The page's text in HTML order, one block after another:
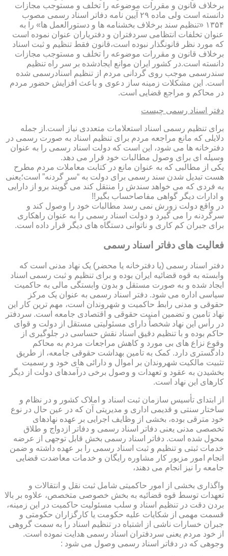
برخلاف قانون و مقررات موضوعه را تخلف و مستوجب مجازات
دانسته است ولی ماده ۲۹ آیین نامه دفاتر اسناد رسمی مصوب
۱۳۵۴ «تنظیم سند برخلاف بخشنامه ها و دستورالعمل ها» را به
عنوان تخلفات انتظامی سردفتران و دفتریاران عنوان نموده است
که مورد نظر قانونگذار نبوده است،قانون فقط تنظیم و ثبت اسناد
برخلاف قانون و مقررات موضوعه را تخلف و مستوجب مجازات
دانسته است.در کشور ایران موانع ایجادشده بر سر راه تنظیم
سندرسمی موجب روی گردانی مردم از تنظیم اسنادرسمی شده
است. این مشکلات زمینه ساز دعوی و باعث افزایش حضور مردم
در محاکم و مراجع قضایی است.
دفتر اسناد رسمی چیست
برای تنظیم رسمی اسناد استعلامات متعددی نیاز است.از جمله
دلایلی که مانع مراجعه مردم برای تنظیم اسناد به صورت رسمی در
دفترخانه ها می شود، این است که دولت اسناد رسمی را به عنوان
وسیله ای برای وصول مطالبات خود قرار می دهد.
یکی از مطالبی که به عنوان مانع در کتابت معاملات مردم مطرح
هست تبدیل شدن سند رسمی برای دولت به “سر گردنه” است؛یعنی
به فردی که می خواهد سندش را منتقل کند می گویند برو از دارایی
و ادارات دیگر گواهی مفاصاحساب بگیر!!
در واقع دولت زورش نمی رسد مطالبات خود را وصول کند و
سرگردنه را می گیرد و دولت اسناد رسمی را به عنوان راهکاری
برای جبران کم کاری و ناتوانی دستگاه های دیگر قرار داده است.
فعالیت های دفاتر اسناد رسمی
دفتر اسناد رسمی (یا دفترخانه یا محضر) یک نهاد مدنی است که
وابسته به قوه قضائیه ایران بوده و برای تنظیم و ثبت رسمی اسناد
ایجاد شده و به صورت مستقل و بدون وابستگی مالی به حاکمیت
سیاسی اداره می شود. دفتر اسناد رسمی به عنوان یک مرکز
حقوقی و مدنی رابط حاکمیت و شهروندان است، مهم ترین کار این
نهاد تامین و تضمین امنیت حقوقی و اقتصادی جامعه است. سردفتر
در رأس این نهاد شخصاً دارای مسئولیتی مستقل از دولت و قوای
حاکم بوده و با تنظیم دقیق اسناد نقش حساسی در جلوگیری از
وقوع نزاع های بی مورد و کاهش مراجعات مردم به محاکم
دادگستری دارد. کمک به تامین بهداشت حقوقی جامعه، از طریق
تثبیت مالکیت شهروندان بر اموال و دارائی های خود و رسمیت
بخشیدن به عقود و تعهدات و وصول برخی درآمدهای دولت از دیگر
کارهای این نهاد است.
از ابتدای تأسیس سازمان ثبت اسناد و املاک کشور و در نظام و
ساختار سنتی و قدیمی اداری و مدیریتی آن که در عین حال در نوع
خود مترقی بوده، بخشی از وظایف اجرایی بر عهده نهادهای
تخصصی مدنی یعنی دفاتر اسناد رسمی و دفاتر ازدواج و طلاق
محول شده است. دفاتر اسناد رسمی بخش قابل توجهی از عرضه
خدمات ثبتی و تنظیم و ثبت اسناد رسمی را بر عهده داشته و ضمن
انجام امور مزبور کار مشاوره رایگان و خدمات معاضدت قضایی
جامعه را نیز انجام می دهند،
واگذاری بخشی از امور حاکمیتی شامل ثبت نقل و انتقالات و
تعهدات توسط قوه قضائیه به بخش خصوصی متخصص، علاوه بر بالا
بردن دقت در تنظیم اسناد و سلب مسئولیت حاکمیت در این زمینه،
قسمت مهمی از شکایات علیه حکومت یا کارگزاران حکومتی و
جبران خسارات ناشی از اشتباه در تنظیم اسناد را به سمت گروهی
از خود مردم یعنی سردفتران اسناد رسمی هدایت نموده است.
وجوهی که در دفاتر اسناد رسمی وصول می شود :